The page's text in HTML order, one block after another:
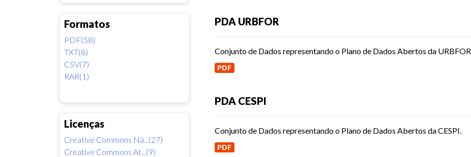
Formatos
PDF(58)
TXT(8)
CSV(7)
RAR(1)
Licenças
Creative Commons Nã...(27)
Creative Commons At...(9)
PDA URBFOR
Conjunto de Dados representando o Plano de Dados Abertos da URBFOR.
PDF
PDA CESPI
Conjunto de Dados representando o Plano de Dados Abertos da CESPI.
PDF